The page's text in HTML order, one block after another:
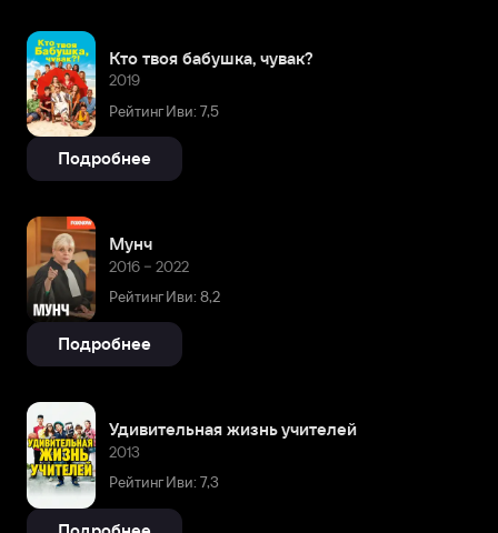
Кто твоя бабушка, чувак?
2019
Рейтинг Иви: 7,5
Подробнее
Мунч
2016 – 2022
Рейтинг Иви: 8,2
Подробнее
Удивительная жизнь учителей
2013
Рейтинг Иви: 7,3